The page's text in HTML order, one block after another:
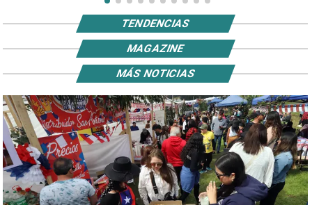
TENDENCIAS
MAGAZINE
MÁS NOTICIAS